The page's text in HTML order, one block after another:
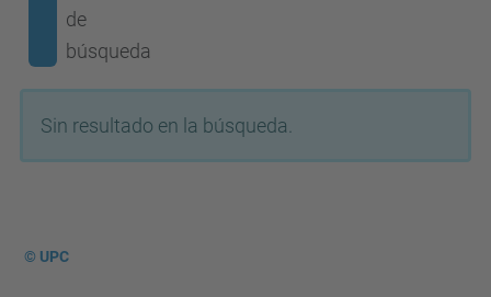
de
búsqueda
Sin resultado en la búsqueda.
© UPC